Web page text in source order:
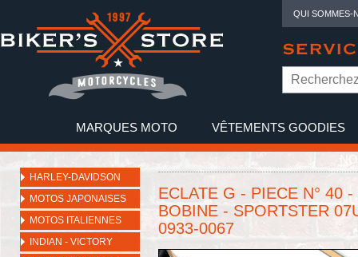
QUI SOMMES-
MARQUES MOTO VÊTEMENTS GOODIES
HARLEY-DAVIDSON
MOTOS JAPONAISES
MOTOS ITALIENNES
INDIAN - VICTORY
ECLATE G - PIECE N° 40
BOBINE - SPORTSTER
0933-0067